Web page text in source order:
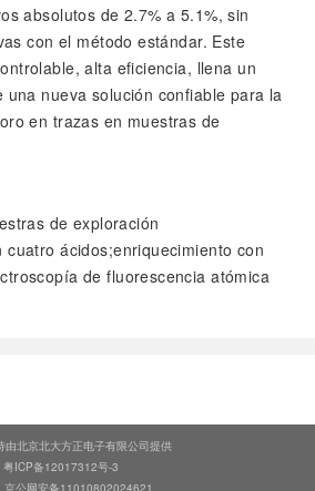
absolutos de 2.7% a 5.1%, sin
con el método estándar. Este
alta eficiencia, llena un
nueva solución confiable para la
en trazas en muestras de
de exploración
ácidos;enriquecimiento con
de fluorescencia atómica
由北京北大方正电子有限公司提供
粤ICP备12017312号-3
京公网安备11010802024621